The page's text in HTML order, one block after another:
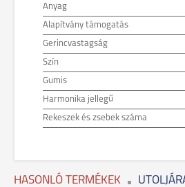
Anyag
Alapítvány támogatás
Gerincvastagság
Szín
Gumis
Harmonika jellegű
Rekeszek és zsebek száma
HASONLÓ TERMÉKEK